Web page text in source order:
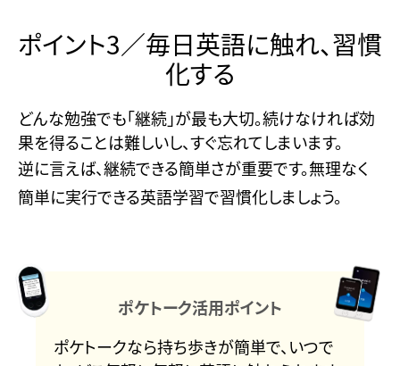
ポイント3／毎日英語に触れ、習慣
化する
どんな勉強でも「継続」が最も大切。続けなければ効
果を得ることは難しいし、すぐ忘れてしまいます。
逆に言えば、継続できる簡単さが重要です。無理なく
簡単に実行できる英語学習で習慣化しましょう。
ポケトーク活用ポイント
ポケトークなら持ち歩きが簡単で、いつで